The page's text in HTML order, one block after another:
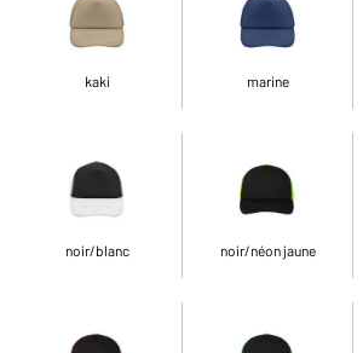
kaki marine
noir/blanc noir/néon jaune